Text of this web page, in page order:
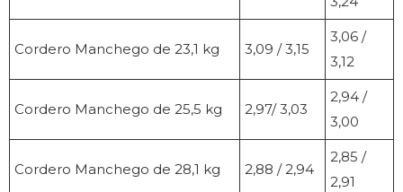
Cordero Manchego de 23,1 kg 3,09 / 3,15
3,06 /
3,12
Cordero Manchego de 25,5 kg 2,97/ 3,03
2,94 /
3,00
Cordero Manchego de 28,1 kg 2,88 / 2,94
2,85 /
2,91